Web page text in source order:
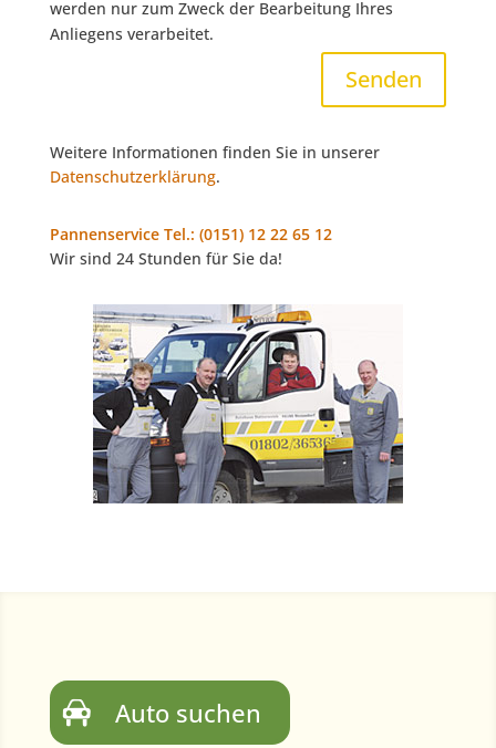
werden nur zum Zweck der Bearbeitung Ihres
Anliegens verarbeitet.
Senden
Weitere Informationen finden Sie in unserer
Datenschutzerklärung.
Pannenservice Tel.: (0151) 12 22 65 12
Wir sind 24 Stunden für Sie da!
Auto suchen